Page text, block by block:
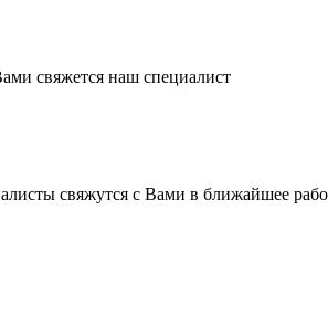
свяжется наш специалист
свяжутся с Вами в ближайшее